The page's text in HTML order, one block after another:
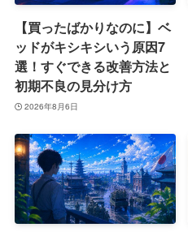
【買ったばかりなのに】ベ
ッドがキシキシいう原因7
選！すぐできる改善方法と
初期不良の見分け方
2026年8月6日